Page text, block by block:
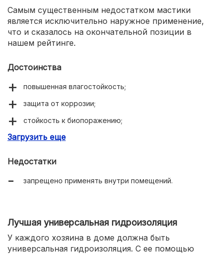
Самым существенным недостатком мастики
является исключительно наружное применение,
что и сказалось на окончательной позиции в
нашем рейтинге.
Достоинства
повышенная влагостойкость;
защита от коррозии;
стойкость к биопоражению;
доступная цена.
Загрузить еще
Недостатки
запрещено применять внутри помещений.
Лучшая универсальная гидроизоляция
У каждого хозяина в доме должна быть
универсальная гидроизоляция. С ее помощью